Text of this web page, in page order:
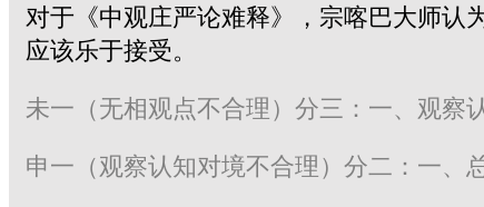
对于《中观庄严论难释》，宗喀巴大师认
应该乐于接受。
未一（无相观点不合理）分三：一、观察
申一（观察认知对境不合理）分二：一、